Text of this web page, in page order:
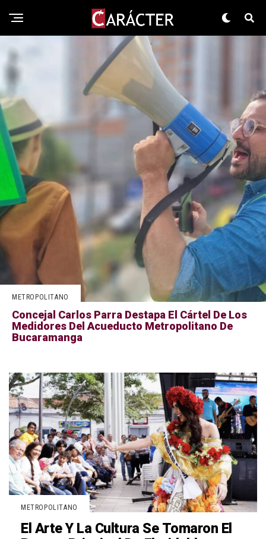
METROPOLITANO
Concejal Carlos Parra Destapa El Cártel De Los
Medidores Del Acueducto Metropolitano De
Bucaramanga
METROPOLITANO
El Arte Y La Cultura Se Tomaron El